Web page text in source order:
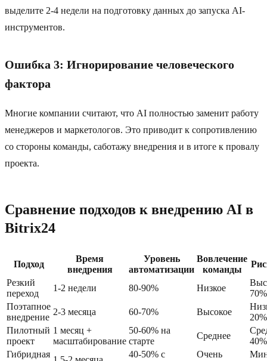
выделите 2-4 недели на подготовку данных до запуска AI-
инструментов.
Ошибка 3: Игнорирование человеческого
фактора
Многие компании считают, что AI полностью заменит работу
менеджеров и маркетологов. Это приводит к сопротивлению
со стороны команды, саботажу внедрения и в итоге к провалу
проекта.
Сравнение подходов к внедрению AI в
Bitrix24
Подход
Время
внедрения
Уровень
автоматизации
Вовлечение
команды
Резкий
переход
1-2 недели 80-90% Низкое
Поэтапное
внедрение
2-3 месяца 60-70% Высокое
Пилотный
проект
1 месяц +
масштабирование
50-60% на
старте
Среднее
Гибридная
40-50% с
Очень